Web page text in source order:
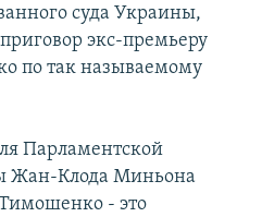
суда Украины,
экс-премьеру
по так называемому
Парламентской
Жан-Клода Миньона
- это